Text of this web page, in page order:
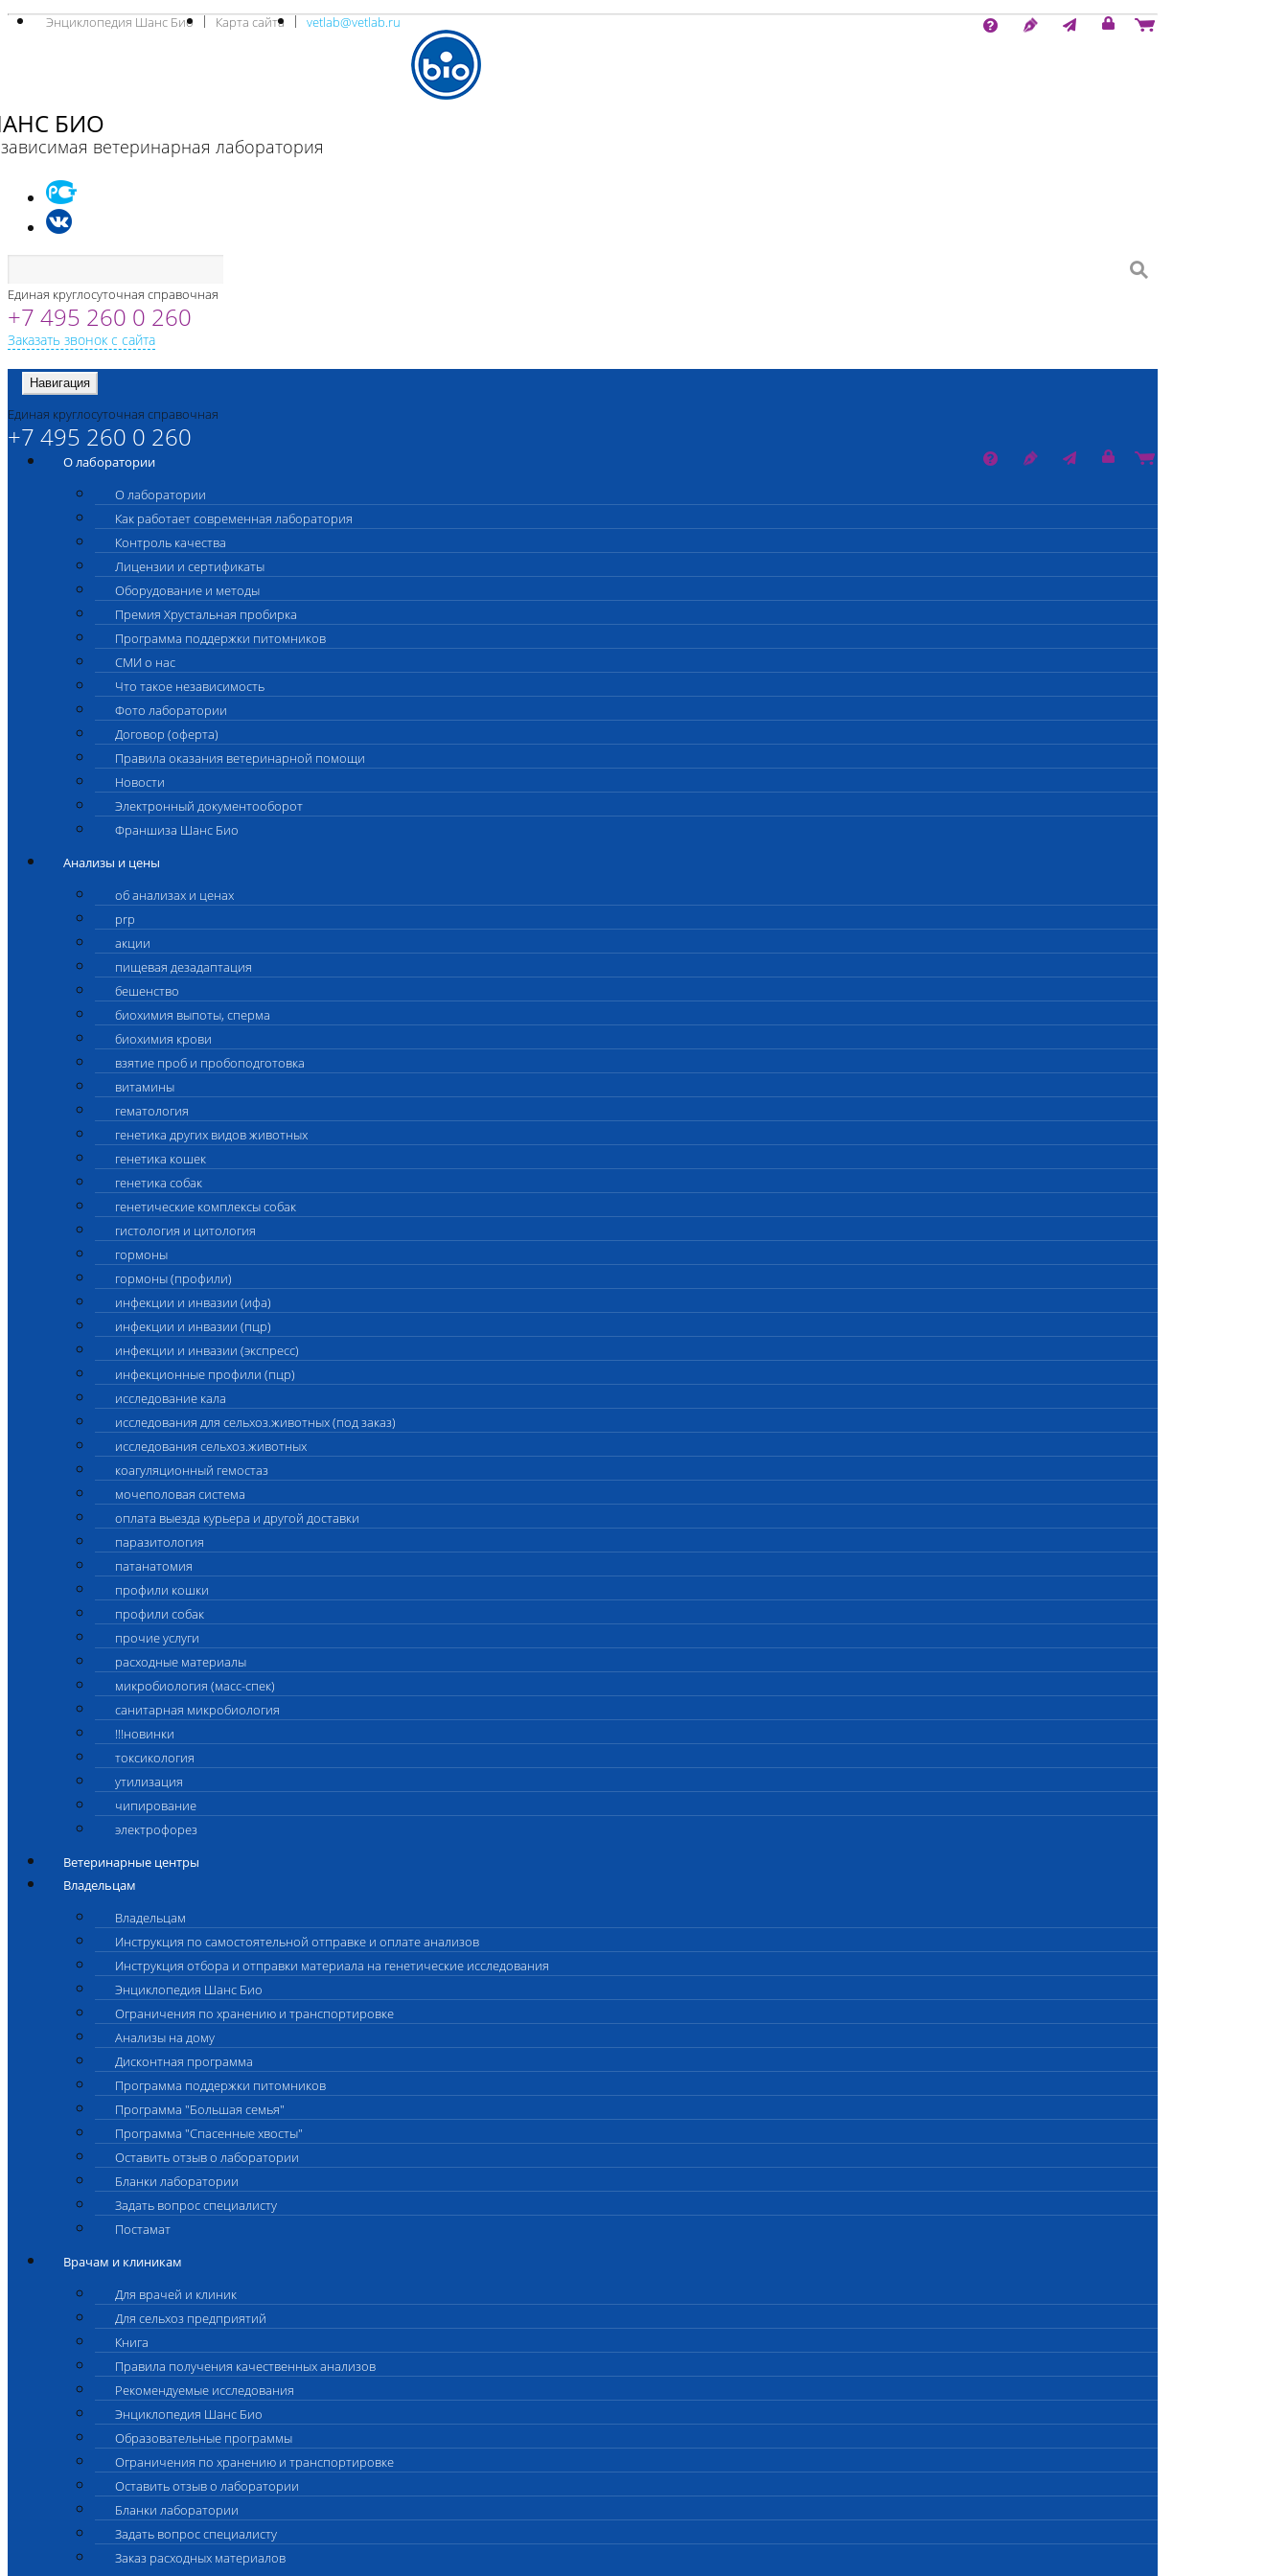
Энциклопедия Шанс Био Карта сайта vetlab@vetlab.ru
БИО
ветеринарная лаборатория
Единая круглосуточная справочная
+7 495 260 0 260
Заказать звонок с сайта
Навигация
Единая круглосуточная справочная
+7 495 260 0 260
О лаборатории
О лаборатории
Как работает современная лаборатория
Контроль качества
Лицензии и сертификаты
Оборудование и методы
Премия Хрустальная пробирка
Программа поддержки питомников
СМИ о нас
Что такое независимость
Фото лаборатории
Договор (оферта)
Правила оказания ветеринарной помощи
Новости
Электронный документооборот
Франшиза Шанс Био
Анализы и цены
об анализах и ценах
prp
акции
пищевая дезадаптация
бешенство
биохимия выпоты, сперма
биохимия крови
взятие проб и пробоподготовка
витамины
гематология
генетика других видов животных
генетика кошек
генетика собак
генетические комплексы собак
гистология и цитология
гормоны
гормоны (профили)
инфекции и инвазии (ифа)
инфекции и инвазии (пцр)
инфекции и инвазии (экспресс)
инфекционные профили (пцр)
исследование кала
исследования для сельхоз.животных (под заказ)
исследования сельхоз.животных
коагуляционный гемостаз
мочеполовая система
оплата выезда курьера и другой доставки
паразитология
патанатомия
профили кошки
профили собак
прочие услуги
расходные материалы
микробиология (масс-спек)
санитарная микробиология
!!!новинки
токсикология
утилизация
чипирование
электрофорез
Ветеринарные центры
Владельцам
Владельцам
Инструкция по самостоятельной отправке и оплате анализов
Инструкция отбора и отправки материала на генетические исследования
Энциклопедия Шанс Био
Ограничения по хранению и транспортировке
Анализы на дому
Дисконтная программа
Программа поддержки питомников
Программа "Большая семья"
Программа "Спасенные хвосты"
Оставить отзыв о лаборатории
Бланки лаборатории
Задать вопрос специалисту
Постамат
Врачам и клиникам
Для врачей и клиник
Для сельхоз предприятий
Книга
Правила получения качественных анализов
Рекомендуемые исследования
Энциклопедия Шанс Био
Образовательные программы
Ограничения по хранению и транспортировке
Оставить отзыв о лаборатории
Бланки лаборатории
Задать вопрос специалисту
Заказ расходных материалов